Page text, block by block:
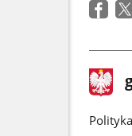
stopka
gov.pl